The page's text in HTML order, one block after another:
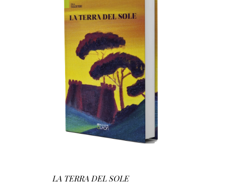
AGGIUNGI AL CARRELLO /
LA TERRA DEL SOLE